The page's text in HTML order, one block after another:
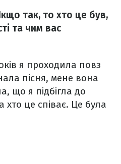
так, то хто це був,
та чим вас
я проходила повз
пісня, мене вона
що я підбігла до
хто це співає. Це була